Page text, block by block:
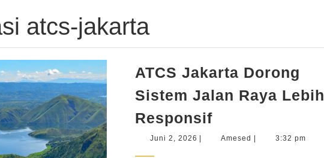
atcs-jakarta
ATCS Jakarta Dorong
Sistem Jalan Raya Lebih
ResponsifATCS
Jakarta
Juni 2, 2026 Juni
Amesed Amesed3:32 pm